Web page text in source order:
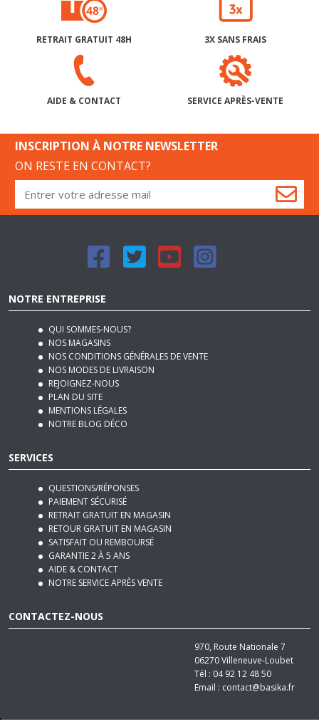
RETRAIT GRATUIT 48H 3X SANS FRAIS
AIDE & CONTACT SERVICE APRÈS-VENTE
ON RESTE EN CONTACT?
NOTRE ENTREPRISE
QUI SOMMES-NOUS?
NOS MAGASINS
NOS CONDITIONS GÉNÉRALES DE VENTE
NOS MODES DE LIVRAISON
REJOIGNEZ-NOUS
PLAN DU SITE
MENTIONS LÉGALES
NOTRE BLOG DÉCO
SERVICES
QUESTIONS/RÉPONSES
PAIEMENT SÉCURISÉ
RETRAIT GRATUIT EN MAGASIN
RETOUR GRATUIT EN MAGASIN
SATISFAIT OU REMBOURSÉ
GARANTIE 2 À 5 ANS
AIDE & CONTACT
NOTRE SERVICE APRÈS VENTE
CONTACTEZ-NOUS
06270Villeneuve-Loubet
Tél : 04 92 12 48 50
Email :contact@basika.fr